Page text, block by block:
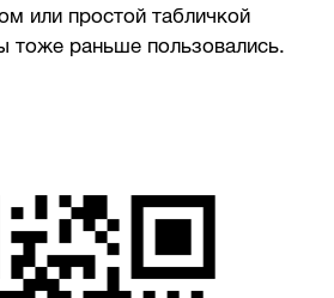
или простой табличкой
тоже раньше пользовались.